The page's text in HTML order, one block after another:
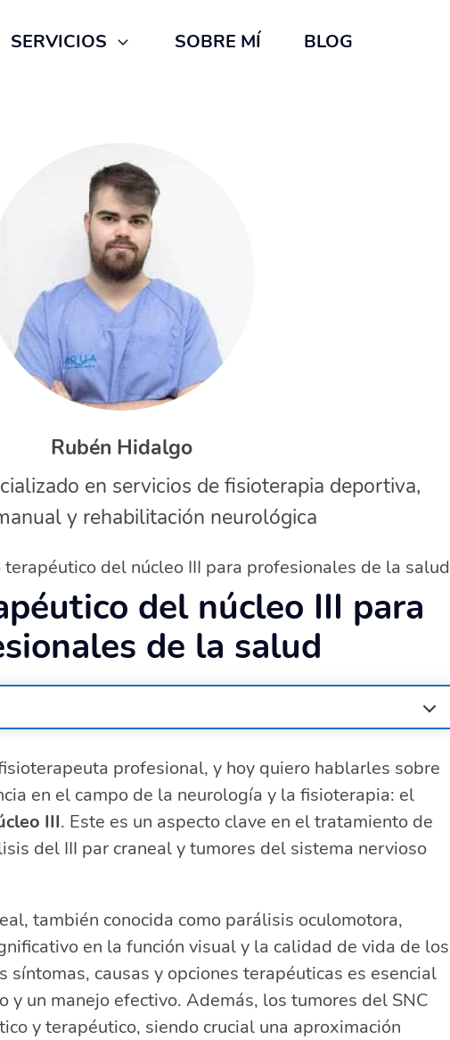
SERVICIOS SOBRE MÍ BLOG
Rubén Hidalgo
en servicios de fisioterapia deportiva,
y rehabilitación neurológica
terapéutico del núcleo III para profesionales de la salud
del núcleo III para
de la salud
oculomotora?
tumores del sistema nervioso central
nervio oculomotor?
ocular?
en casos de ACV
par craneal 3?
del 3 par craneal?
entre el par craneal III, IV y VI?
el nervio oculomotor?
profesional, y hoy quiero hablarles sobre
en el campo de la neurología y la fisioterapia: el
III. Este es un aspecto clave en el tratamiento de
del III par craneal y tumores del sistema nervioso
también conocida como parálisis oculomotora,
en la función visual y la calidad de vida de los
síntomas, causas y opciones terapéuticas es esencial
y un manejo efectivo. Además, los tumores del SNC
y terapéutico, siendo crucial una aproximación